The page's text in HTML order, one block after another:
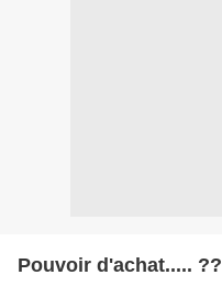
Pouvoir d'achat.....